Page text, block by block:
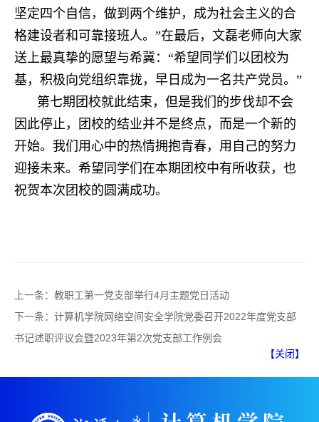
坚定四个自信，做到两个维护，成为社会主义的合
格建设者和可靠接班人。”在最后，文磊老师向大家
送上最真挚的愿望与希冀：“希望同学们以团校为
基，积极向党组织靠拢，早日成为一名共产党员。”
第七期团校就此结束，但是我们的步伐却不会
因此停止，团校的结业并不是终点，而是一个新的
开始。我们用心中的热情拥抱青春，用自己的努力
迎接未来。希望同学们在本期团校中有所收获，也
祝贺本次团校的圆满成功。
上一条： 教职工第一党支部举行4月主题党日活动
下一条： 计算机学院网络空间安全学院党委召开2022年度党支部
书记述职评议会暨2023年第2次党支部工作例会
【关闭】